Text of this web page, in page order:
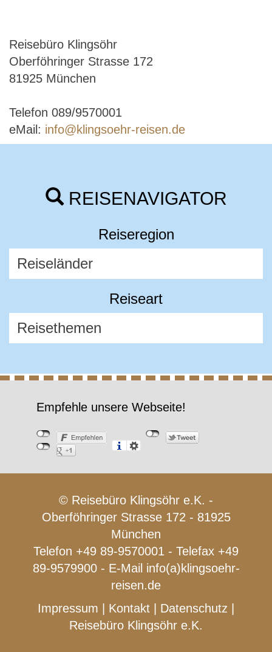
Reisebüro Klingsöhr
Oberföhringer Strasse 172
81925 München
Telefon 089/9570001
eMail: info@klingsoehr-reisen.de
REISENAVIGATOR
Reiseregion
Reiseart
Empfehle unsere Webseite!
© Reisebüro Klingsöhr e.K. -
Oberföhringer Strasse 172 - 81925
München
Telefon +49 89-9570001 - Telefax +49
89-9579900 - E-Mail info(a)klingsoehr-
reisen.de
Impressum
Kontakt Datenschutz
Reisebüro Klingsöhr e.K.